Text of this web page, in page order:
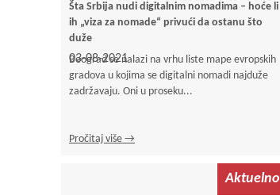
Šta Srbija nudi digitalnim nomadima – hoće li
ih „viza za nomade“ privući da ostanu što
duže
03-08-2021
Beograd se nalazi na vrhu liste mape evropskih
gradova u kojima se digitalni nomadi najduže
zadržavaju. Oni u proseku...
Pročitaj više →
Aktuelno